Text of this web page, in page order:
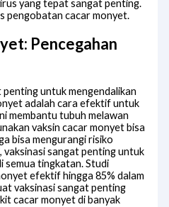
yang tepat sangat penting.
pengobatan cacar monyet.
Pencegahan
untuk mengendalikan
adalah cara efektif untuk
membantu tubuh melawan
vaksin cacar monyet bisa
bisa mengurangi risiko
vaksinasi sangat penting untuk
semua tingkatan. Studi
efektif hingga 85% dalam
vaksinasi sangat penting
cacar monyet di banyak